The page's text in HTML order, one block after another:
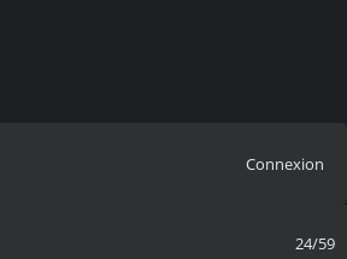
Connexion
24/59